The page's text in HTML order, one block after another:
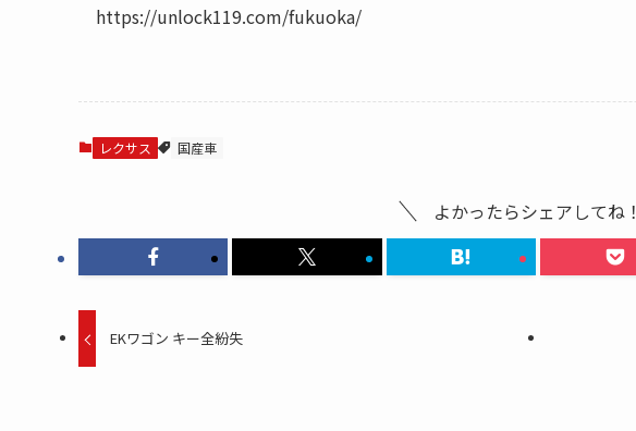
https://unlock119.com/fukuoka/
レクサス 国産車
よかったらシェアしてね！
EKワゴン キー全紛失